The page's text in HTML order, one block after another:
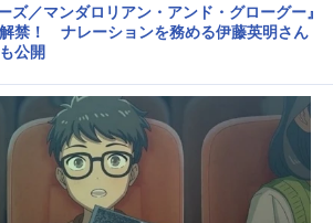
ム・アプリ 音楽 コスプレ
トレンド
声優記事一覧
ズ／マンダロリアン・アンド・グローグー』
禁！ ナレーションを務める伊藤英明さん
公開